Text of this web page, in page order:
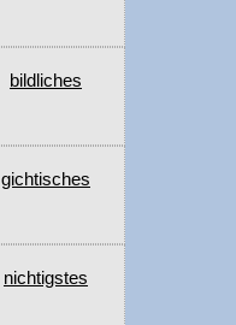
bildliches
gichtisches
nichtigstes